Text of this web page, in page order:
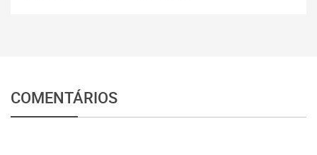
COMENTÁRIOS